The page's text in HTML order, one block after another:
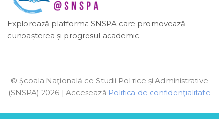
Explorează platforma SNSPA care promovează
cunoașterea și progresul academic
© Școala Naţională de Studii Politice și Administrative
(SNSPA) 2026 | Accesează Politica de confidenţialitate